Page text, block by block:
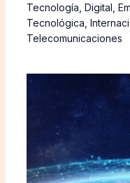
Tecnología Digital
Tecnológica
Telecomunicaciones